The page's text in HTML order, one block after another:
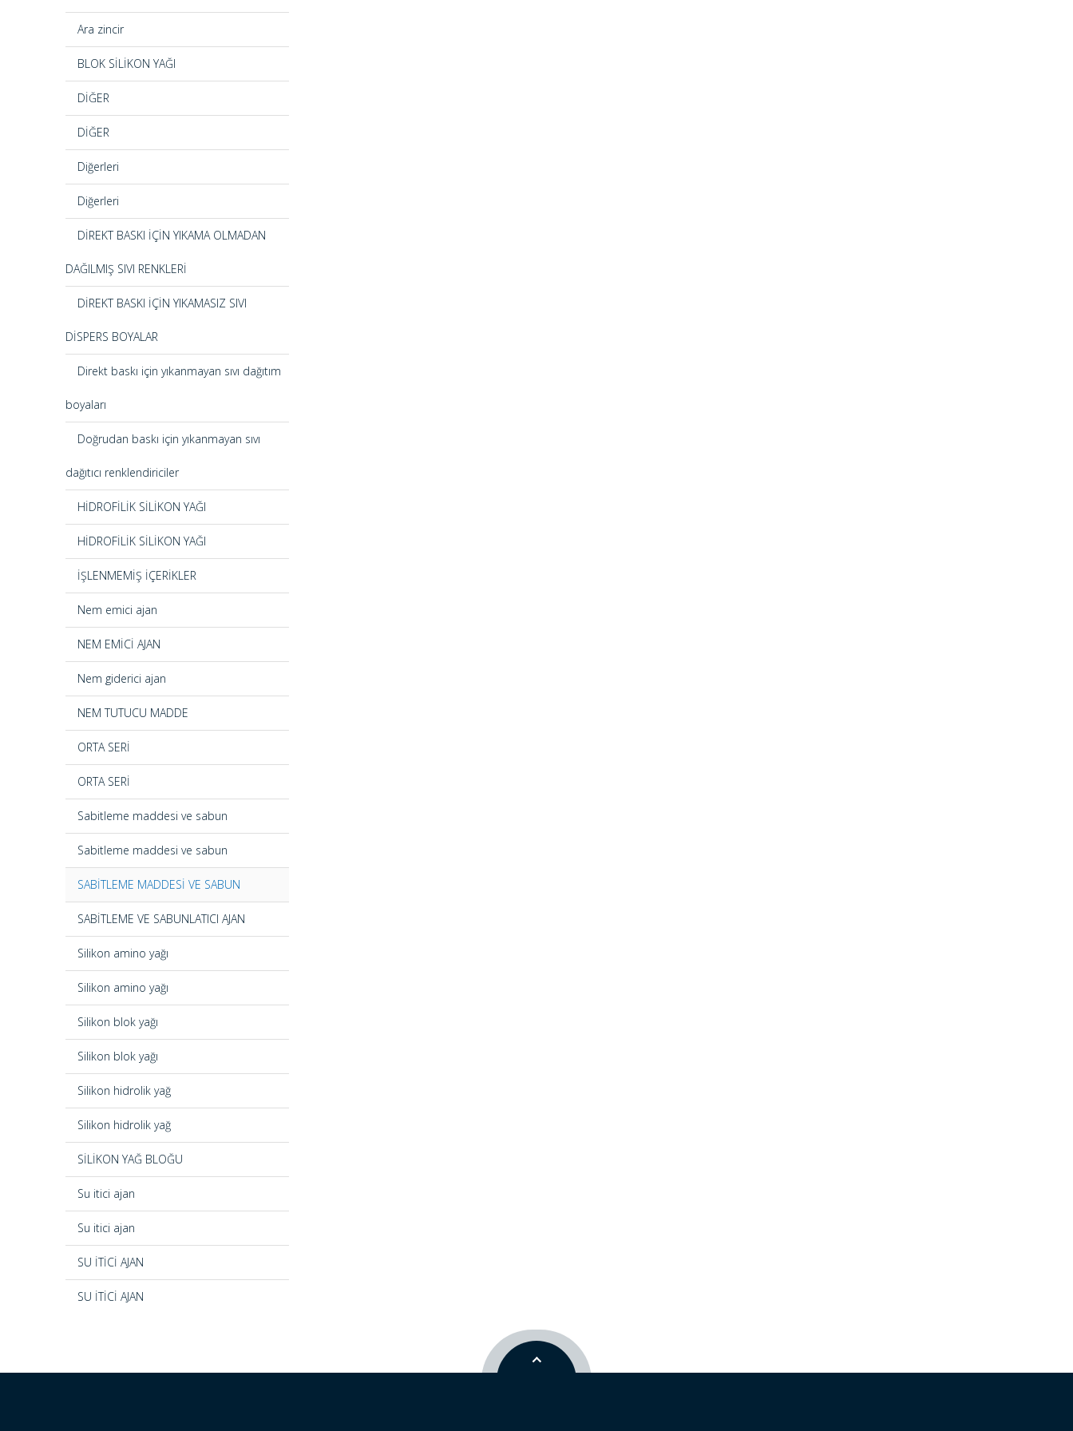
Ara zincir
BLOK SİLİKON YAĞI
DİĞER
DİĞER
Diğerleri
Diğerleri
DİREKT BASKI İÇİN YIKAMA OLMADAN
DAĞILMIŞ SIVI RENKLERİ
DİREKT BASKI İÇİN YIKAMASIZ SIVI
DİSPERS BOYALAR
Direkt baskı için yıkanmayan sıvı dağıtım
boyaları
Doğrudan baskı için yıkanmayan sıvı
dağıtıcı renklendiriciler
HİDROFİLİK SİLİKON YAĞI
HİDROFİLİK SİLİKON YAĞI
İŞLENMEMİŞ İÇERİKLER
Nem emici ajan
NEM EMİCİ AJAN
Nem giderici ajan
NEM TUTUCU MADDE
ORTA SERİ
ORTA SERİ
Sabitleme maddesi ve sabun
Sabitleme maddesi ve sabun
SABİTLEME MADDESİ VE SABUN
SABİTLEME VE SABUNLATICI AJAN
Silikon amino yağı
Silikon amino yağı
Silikon blok yağı
Silikon blok yağı
Silikon hidrolik yağ
Silikon hidrolik yağ
SİLİKON YAĞ BLOĞU
Su itici ajan
Su itici ajan
SU İTİCİ AJAN
SU İTİCİ AJAN